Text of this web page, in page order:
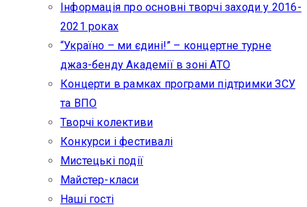
Інформація про основні творчі заходи у 2016-
2021 роках
“Україно – ми єдині!” – концертне турне
джаз-бенду Академії в зоні АТО
Концерти в рамках програми підтримки ЗСУ
та ВПО
Творчі колективи
Конкурси і фестивалі
Мистецькі події
Майстер-класи
Наші гості